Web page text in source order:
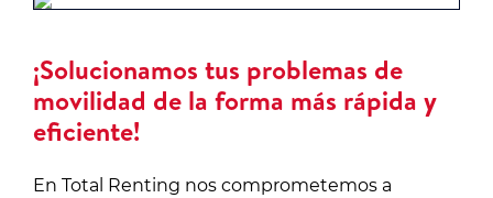
¡Solucionamos tus problemas de
movilidad de la forma más rápida y
eficiente!
En Total Renting nos comprometemos a